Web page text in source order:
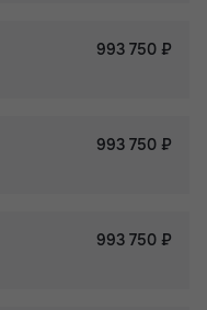
993 750 ₽
993 750 ₽
993 750 ₽